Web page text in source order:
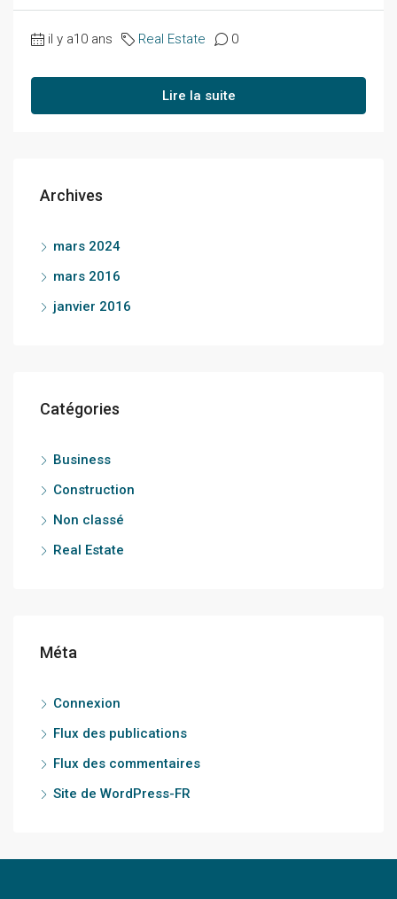
il y a10 ans Real Estate 0
Lire la suite
Archives
mars 2024
mars 2016
janvier 2016
Catégories
Business
Construction
Non classé
Real Estate
Méta
Connexion
Flux des publications
Flux des commentaires
Site de WordPress-FR